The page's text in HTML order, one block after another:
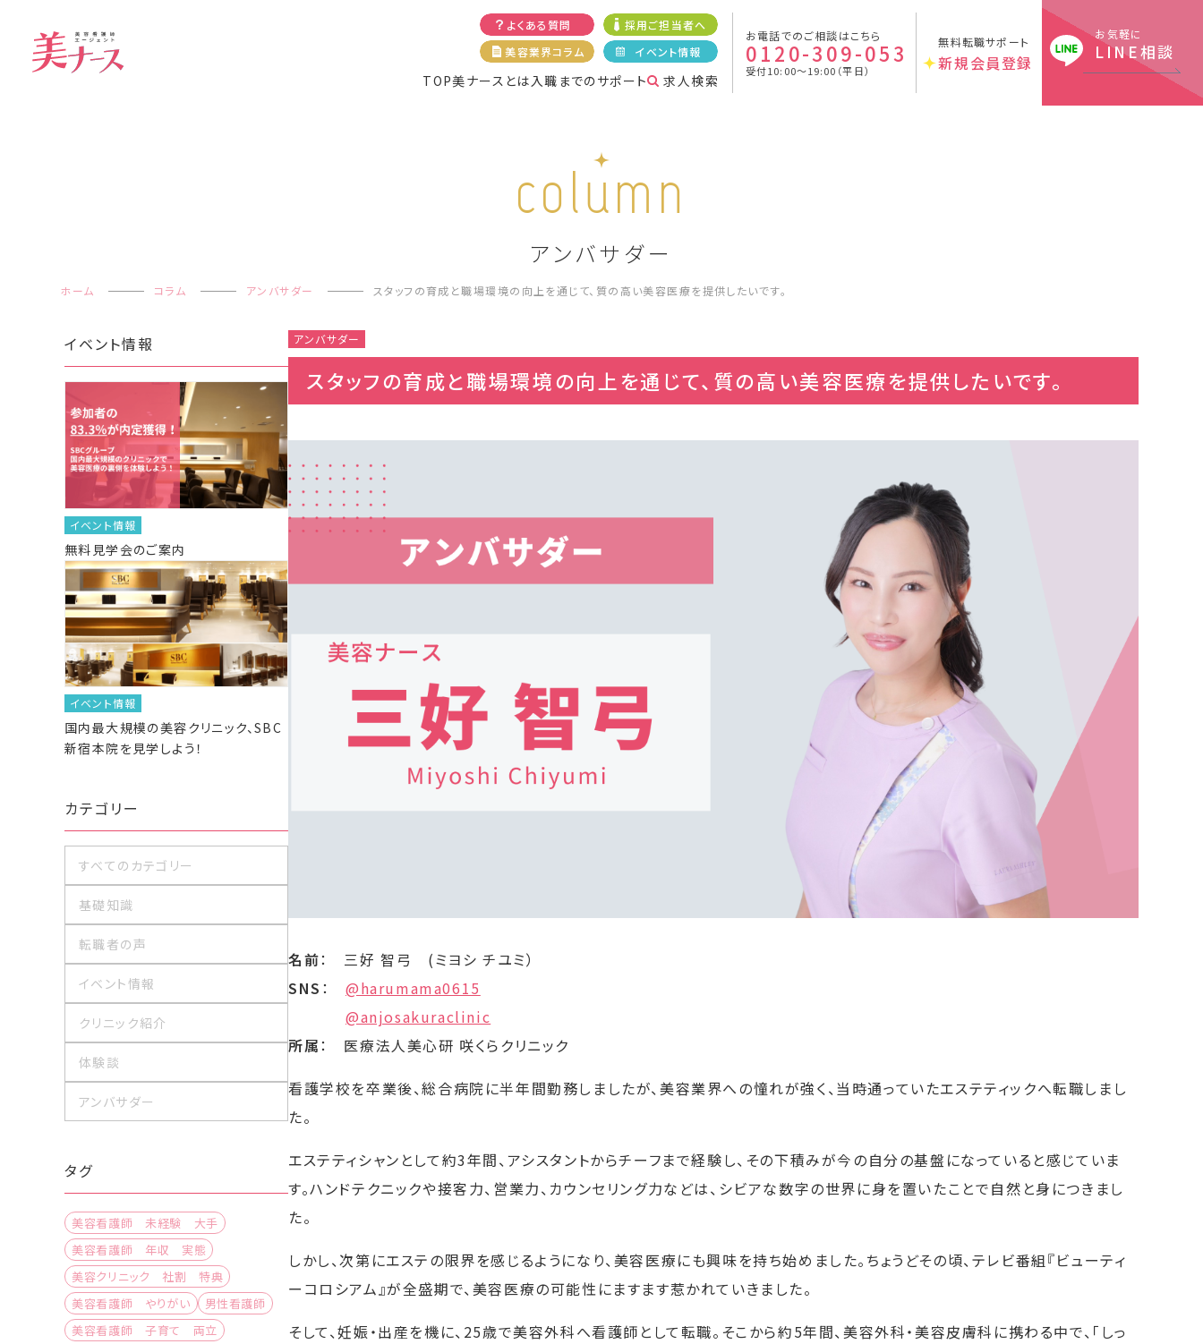
よくある質問
採用ご担当者へ
美容業界コラム
イベント情報
TOP美ナースとは入職までのサポート 求人検索
お電話でのご相談はこちら
0120-309-053
受付10:00〜19:00（平日）
無料転職サポート
新規会員登録
お気軽に
LINE相談
column
アンバサダー
ホーム コラム アンバサダー スタッフの育成と職場環境の向上を通じて、質の高い美容医療を提供したいです。
アンバサダー
スタッフの育成と職場環境の向上を通じて、質の高い美容医療を提供したいです。
名前： 三好 智弓 (ミヨシ チユミ）
SNS ：@harumama0615
@anjosakuraclinic
所属： 医療法人美心研 咲くらクリニック
看護学校を卒業後、総合病院に半年間勤務しましたが、美容業界への憧れが強く、当時通っていたエステティックへ転職しまし
た。
エステティシャンとして約3年間、アシスタントからチーフまで経験し、その下積みが今の自分の基盤になっていると感じていま
す。ハンドテクニックや接客力、営業力、カウンセリング力などは、シビアな数字の世界に身を置いたことで自然と身につきまし
た。
しかし、次第にエステの限界を感じるようになり、美容医療にも興味を持ち始めました。ちょうどその頃、テレビ番組『ビューティ
ーコロシアム』が全盛期で、美容医療の可能性にますます惹かれていきました。
そして、妊娠・出産を機に、25歳で美容外科へ看護師として転職。そこから約5年間、美容外科・美容皮膚科に携わる中で、「しっ
イベント情報
イベント情報
無料見学会のご案内
イベント情報
国内最大規模の美容クリニック、SBC
新宿本院を見学しよう！
カテゴリー
すべてのカテゴリー
基礎知識
転職者の声
イベント情報
クリニック紹介
体験談
アンバサダー
タグ
美容看護師 未経験 大手
美容看護師 年収 実態
美容クリニック 社割 特典
美容看護師 やりがい
男性看護師
美容看護師 子育て 両立